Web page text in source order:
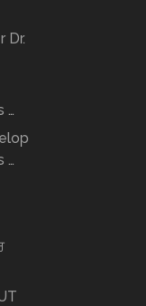
Dr.
…
…